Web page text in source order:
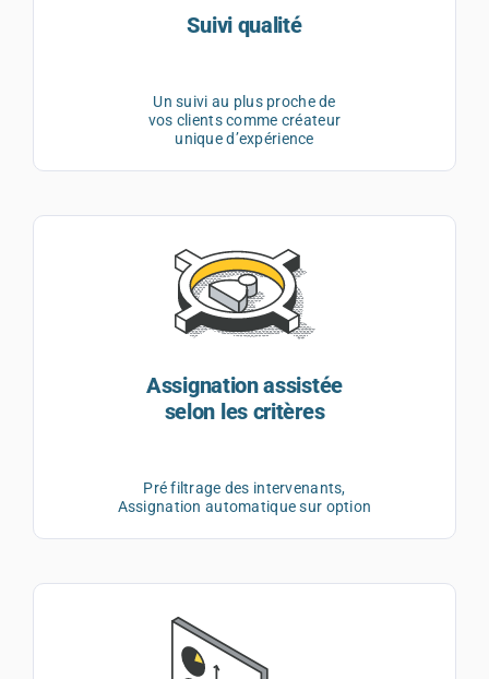
Suivi qualité
Un suivi au plus proche de
vos clients comme créateur
unique d’expérience
Assignation assistée
selon les critères
Pré filtrage des intervenants,
Assignation automatique sur option